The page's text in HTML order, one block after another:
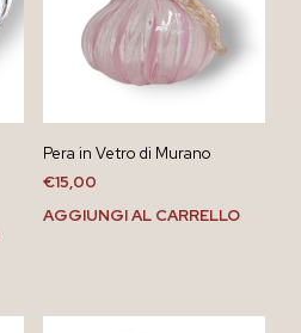
Pera in Vetro di Murano
€15,00
AGGIUNGI AL CARRELLO